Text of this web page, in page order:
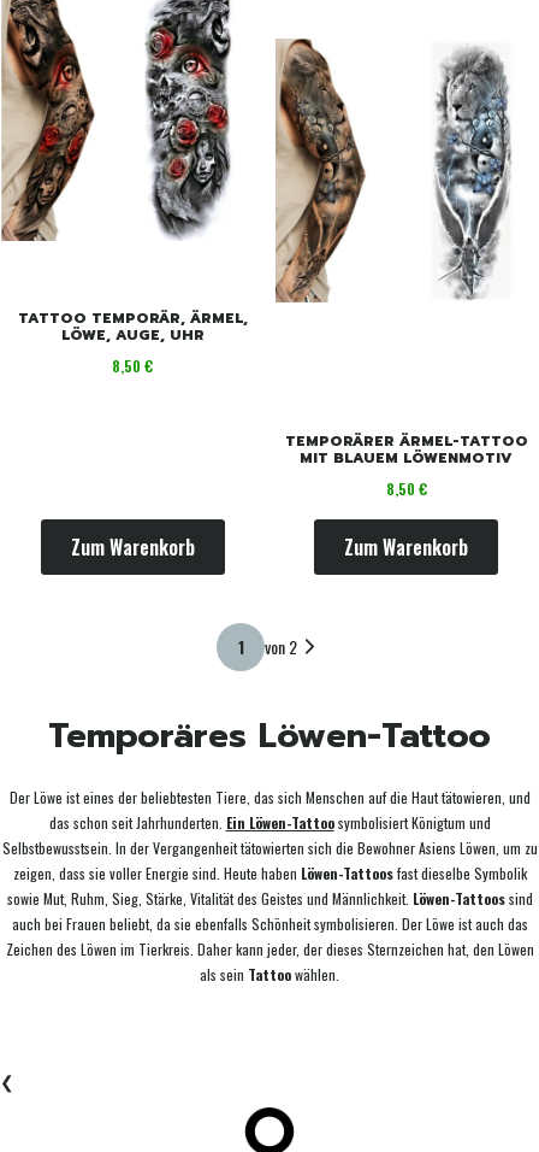
TATTOO TEMPORÄR, ÄRMEL,
LÖWE, AUGE, UHR
Preis
8,50 €
Zum Warenkorb
TEMPORÄRER ÄRMEL-TATTOO
MIT BLAUEM LÖWENMOTIV
Preis
8,50 €
Zum Warenkorb
von 2
Temporäres Löwen-Tattoo
Der Löwe ist eines der beliebtesten Tiere, das sich Menschen auf die Haut tätowieren, und
das schon seit Jahrhunderten. Ein Löwen-Tattoosymbolisiert Königtum und
Selbstbewusstsein. In der Vergangenheit tätowierten sich die Bewohner Asiens Löwen, um zu
zeigen, dass sie voller Energie sind. Heute haben Löwen-Tattoosfast dieselbe Symbolik
sowie Mut, Ruhm, Sieg, Stärke, Vitalität des Geistes und Männlichkeit. Löwen-Tattoossind
auch bei Frauen beliebt, da sie ebenfalls Schönheit symbolisieren. Der Löwe ist auch das
Zeichen des Löwen im Tierkreis. Daher kann jeder, der dieses Sternzeichen hat, den Löwen
als sein Tattoowählen.
❮